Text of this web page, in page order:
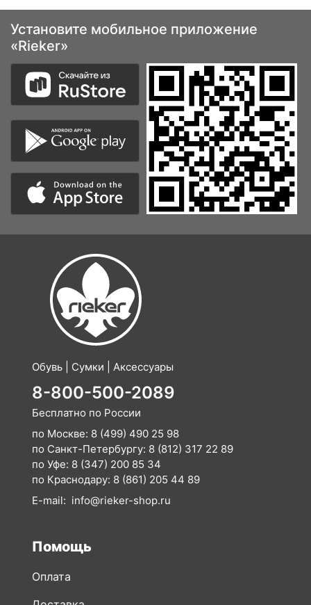
Установите мобильное приложение
«Rieker»
Обувь | Сумки | Аксессуары
8-800-500-2089
Бесплатно по России
по Москве: 8 (499) 490 25 98
по Санкт-Петербургу: 8 (812) 317 22 89
по Уфе: 8 (347) 200 85 34
по Краснодару: 8 (861) 205 44 89
E-mail: info@rieker-shop.ru
Помощь
Оплата